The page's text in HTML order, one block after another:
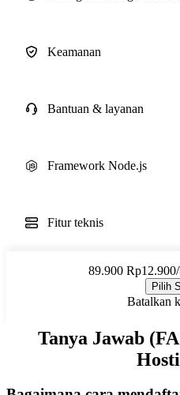
Keamanan
Bantuan & layanan
Framework Node.js
Fitur teknis
89.900
Pilih
Batalkan
Tanya Jawab